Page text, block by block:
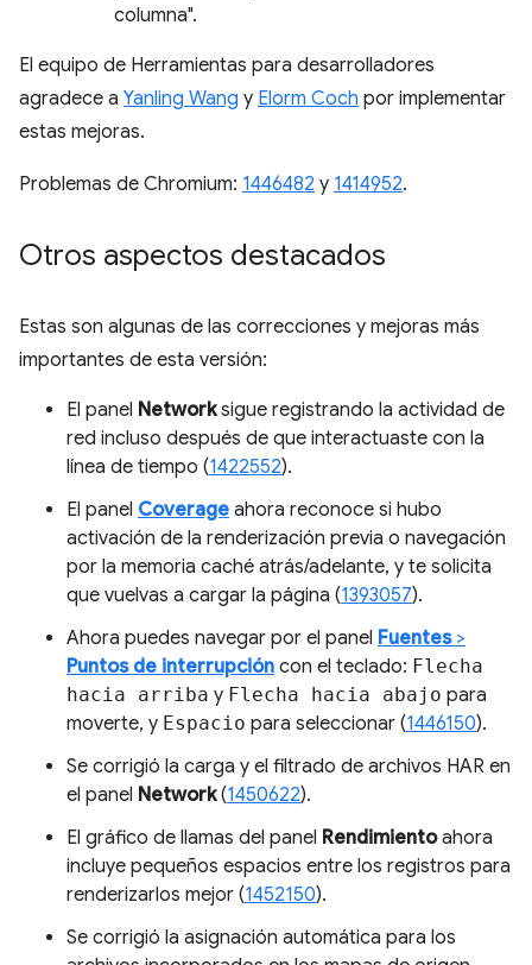
columna".
El equipo de Herramientas para desarrolladores
agradece a Yanling Wang y Elorm Coch por implementar
estas mejoras.
Problemas de Chromium: 1446482 y 1414952.
Otros aspectos destacados
Estas son algunas de las correcciones y mejoras más
importantes de esta versión:
El panel Networksigue registrando la actividad de
red incluso después de que interactuaste con la
línea de tiempo (1422552).
El panel Coverage ahora reconoce si hubo
activación de la renderización previa o navegación
por la memoria caché atrás/adelante, y te solicita
que vuelvas a cargar la página (1393057).
Ahora puedes navegar por el panel Fuentes>
Puntos de interrupción con el teclado: Flecha
hacia arriba y Flecha hacia abajo para
moverte, y Espacio para seleccionar (1446150).
Se corrigió la carga y el filtrado de archivos HAR en
el panel Network(1450622).
El gráfico de llamas del panel Rendimientoahora
incluye pequeños espacios entre los registros para
renderizarlos mejor (1452150).
Se corrigió la asignación automática para los